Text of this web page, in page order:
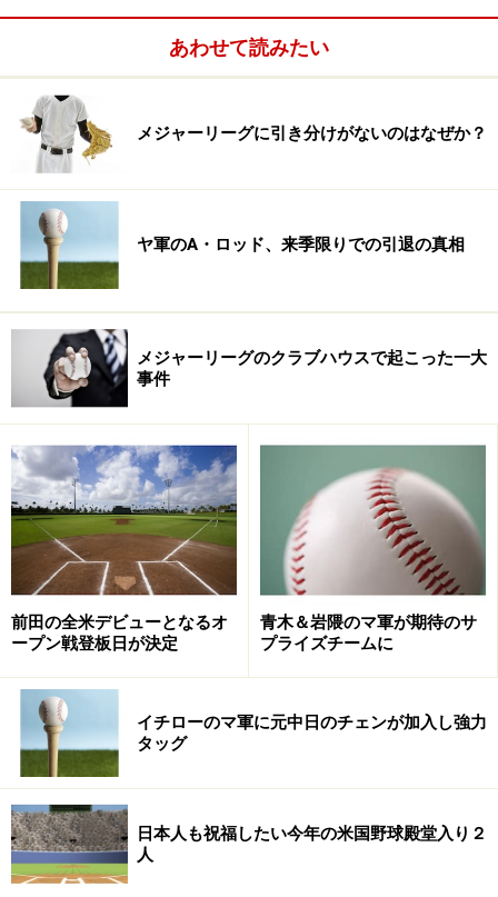
アメリカ人は“仕事より家族”を優先する。それはトップ
の卒業式“や“息子の運動会（フィールドデー）”で一時的
にチームを離れる。チームが大事な時期でも離れる。そ
のことを決して非難されることはない。また、メジャー
リーグでは最長3試合の“出産休暇”が認められていて、青
木宣親（ブルワーズ）や川崎宗則（ブルージェイズから
FA）も夫人の出産に立ち会っている。そして、子供が試
が許される。契約書にわざわざそれを許可する一文を記
す選手も多いのだ。
上原の家族はボルチモアに住んでいるため、一真クンの
学校に許可を得て全日程に同行した。そういうことも日
本では認められないかもしれない。社会とスポーツの関
係が、日本に比べてより密接な関係にあるアメリカ。そ
こまではいかなくても、それに近い関係を日本も築く時
期に来ているのかもしれない。一真クンが堂々と胸を張
ってインタビューを受ける姿を見て、そのことを痛感し
た。
※記事内容は執筆時点のものです。最新の内容をご確認くださ
い。
【編集部おすすめの購入サイト】
Amazonでメジャーリーグの関連商品をチェック！
あわせて読みたい
メジャーリーグに引き分けがないのはなぜか？
ヤ軍のA・ロッド、来季限りでの引退の真相
メジャーリーグのクラブハウスで起こった一大
事件
前田の全米デビューとなるオ
ープン戦登板日が決定
青木＆岩隈のマ軍が期待のサ
プライズチームに
イチローのマ軍に元中日のチェンが加入し強力
タッグ
日本人も祝福したい今年の米国野球殿堂入り２
人